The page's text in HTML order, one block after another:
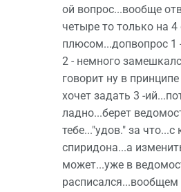
ой вопрос...вообще
четыре то только на 4
плюсом...допвопрос 1
2 - немного
говорит ну в
хочет задать 3 -
ладно...берет
тебе..."удов." за что...с
спиридона...а
может...уже в